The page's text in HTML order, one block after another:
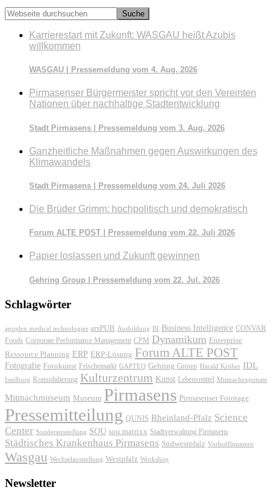
Webseite
durchsuchen
Karrierestart mit Zukunft: WASGAU heißt Azubis
willkommen
WASGAU | Pressemeldung vom 4. Aug. 2026
Pirmasenser Bürgermeister spricht vor den Vereinten
Nationen über nachhaltige Stadtentwicklung
Stadt Pirmasens | Pressemeldung vom 3. Aug. 2026
Ganzheitliche Maßnahmen gegen Auswirkungen des
Klimawandels
Stadt Pirmasens | Pressemeldung vom 24. Juli 2026
Die Brüder Grimm: hochpolitisch und demokratisch
Forum ALTE POST | Pressemeldung vom 22. Juli 2026
Papier loslassen und Zukunft gewinnen
Gehring Group | Pressemeldung vom 22. Jul. 2026
Schlagwörter
apoplex medical technologies arsPUB Ausbildung BI Business Intelligence CONVAR
Foods Corporate Performance Management CPM Dynamikum Enterprise
Ressource Planning ERP ERP-Lösung Forum ALTE POST
Fotografie Fotokunst Frischemarkt GAPTEQ Gehring Group Harald Kröher IDL
Isselburg Konsolidierung Kulturzentrum Kunst Lebensmittel Mitmachexponate
Mitmachmuseum Museum Pirmasens Pirmasenser Fototage
Pressemitteilung QUNIS Rheinland-Pfalz Science
Center Sonderausstellung SOU sou.matrixx Stadtverwaltung Pirmasens
Städtisches Krankenhaus Pirmasens Südwestpfalz Vorhofflimmern
Wasgau Wechselausstellung Westpfalz Workshop
Newsletter